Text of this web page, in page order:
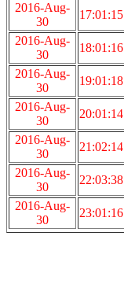
2016-Aug-
30
17:01:15
2016-Aug-
30
18:01:16
2016-Aug-
30
19:01:18
2016-Aug-
30
20:01:14
2016-Aug-
30
21:02:14
2016-Aug-
30
22:03:38
2016-Aug-
30
23:01:16